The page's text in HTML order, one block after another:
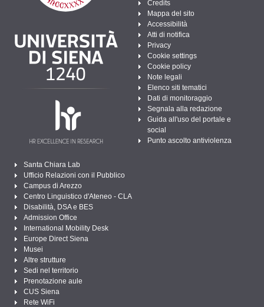
Credits
Mappa del sito
Accessibilità
Atti di notifica
Privacy
Cookie settings
Cookie policy
Note legali
Elenco siti tematici
Dati di monitoraggio
Segnala alla redazione
Guida all'uso del portale e
social
Punto ascolto antiviolenza
Santa Chiara Lab
Ufficio Relazioni con il Pubblico
Campus di Arezzo
Centro Linguistico d'Ateneo - CLA
Disabilità, DSA e BES
Admission Office
International Mobility Desk
Europe Direct Siena
Musei
Altre strutture
Sedi nel territorio
Prenotazione aule
CUS Siena
Rete WiFi